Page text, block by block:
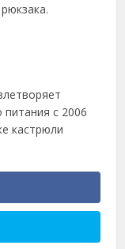
с 2006
кастрюли